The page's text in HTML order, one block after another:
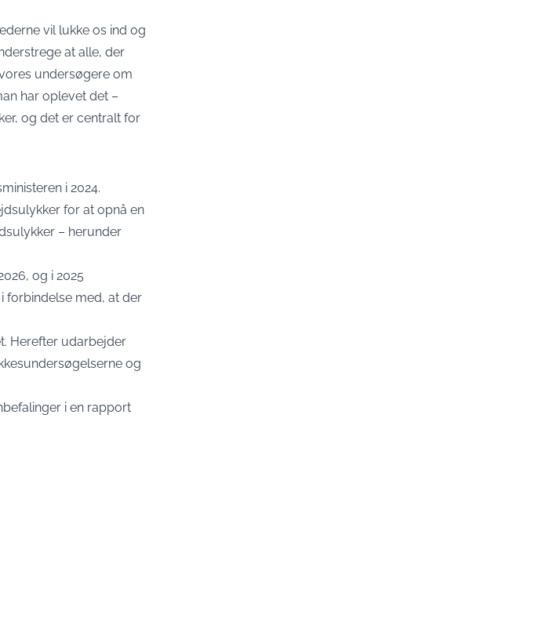
vil lukke os ind og
at alle, der
undersøgere om
har oplevet det –
og det er centralt for
i 2024.
for at opnå en
– herunder
og i 2025
forbindelse med, at der
Herefter udarbejder
og
i en rapport